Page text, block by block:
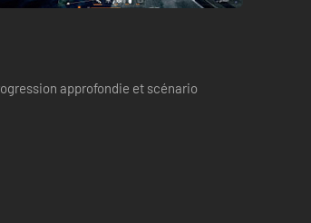
approfondie et scénario